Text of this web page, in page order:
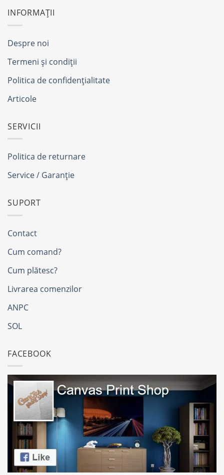
INFORMAȚII
Despre noi
Termeni și condiții
Politica de confidențialitate
Articole
SERVICII
Politica de returnare
Service / Garanție
SUPORT
Contact
Cum comand?
Cum plătesc?
Livrarea comenzilor
ANPC
SOL
FACEBOOK